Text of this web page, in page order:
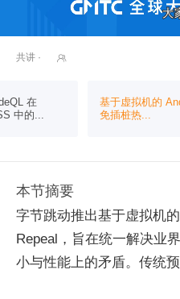
大
大
共讲 · 
在
中的...
基于虚拟机的
免插桩热...
本节摘要
字节跳动推出基于虚拟机
Repeal，旨在统一解决业
小与性能上的矛盾。传统
包体积且语法支持受限；